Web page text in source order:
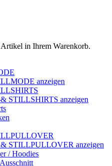
in Ihrem Warenkorb.
anzeigen
STILLSHIRTS anzeigen
STILLPULLOVER anzeigen
/ Hoodies